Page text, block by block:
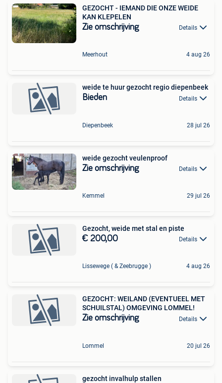
GEZOCHT - IEMAND DIE ONZE WEIDE
KAN KLEPELEN
Zie omschrijving Details
Meerhout 4 aug 26
weide te huur gezocht regio diepenbeek
Bieden Details
Diepenbeek 28 jul 26
weide gezocht veulenproof
Zie omschrijving Details
Kemmel 29 jul 26
Gezocht, weide met stal en piste
€ 200,00 Details
Lissewege ( & Zeebrugge ) 4 aug 26
GEZOCHT: WEILAND (EVENTUEEL MET
SCHUILSTAL) OMGEVING LOMMEL!
Zie omschrijving Details
Lommel 20 jul 26
gezocht invalhulp stallen